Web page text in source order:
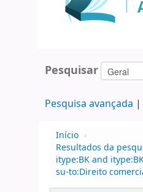
Pesquisar
Pesquisa avançada
Início ›
Resultados da
itype:BK and
su-to:Direito